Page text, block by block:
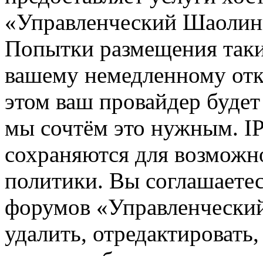
«Управленческий
Попытки размещения
вашему немедленному
этом ваш провайдер
мы сочтём это нужным.
сохраняются для
политики. Вы
форумов
удалить,